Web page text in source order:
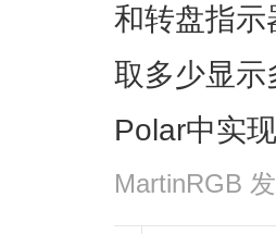
和转盘指示
取多少显示
Polar中实现
MartinRGB